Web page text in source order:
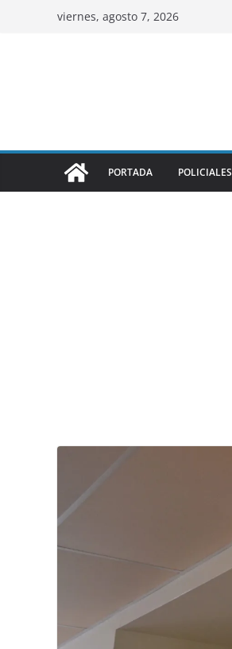
viernes, agosto 7, 2026
PORTADA POLICIALES